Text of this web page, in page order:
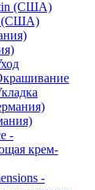
(США)
-
крем-
-